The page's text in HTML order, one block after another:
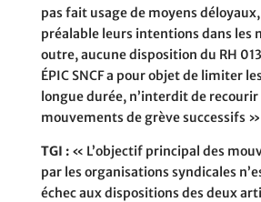
pas fait usage de moyens
préalable leurs intentions dans les
outre, aucune disposition du RH
ÉPIC SNCF a pour objet de limiter
longue durée, n’interdit de recourir
mouvements de grève successifs
TGI : « L’objectif principal des
par les organisations syndicales
échec aux dispositions des deux